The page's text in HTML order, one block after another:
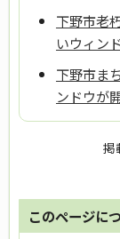
下野市老
いウィン
下野市ま
ンドウが
掲
このページに